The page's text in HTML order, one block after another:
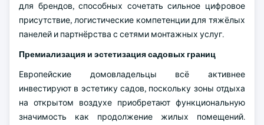
для брендов, способных сочетать сильное цифровое
присутствие, логистические компетенции для тяжёлых
панелей и партнёрства с сетями монтажных услуг.
Премиализация и эстетизация садовых границ
Европейские домовладельцы всё активнее
инвестируют в эстетику садов, поскольку зоны отдыха
на открытом воздухе приобретают функциональную
значимость как продолжение жилых помещений.